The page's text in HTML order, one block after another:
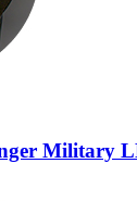
Military